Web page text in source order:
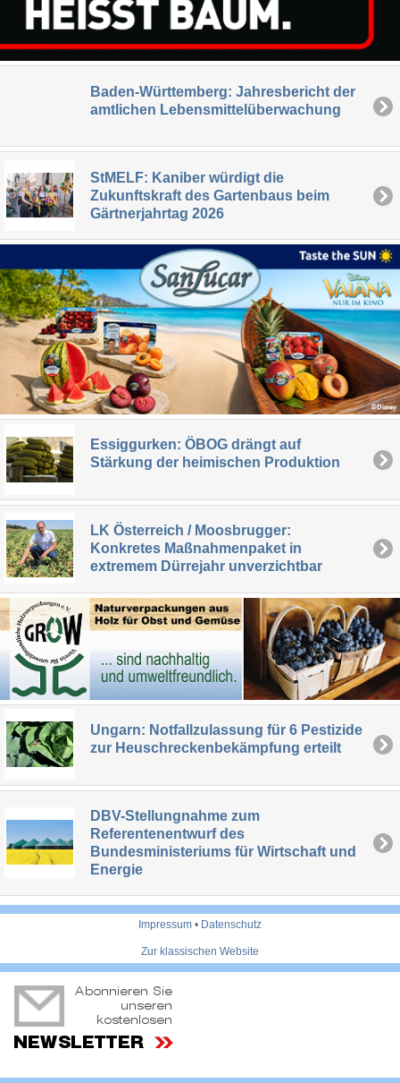
Baden-Württemberg: Jahresbericht der
amtlichen Lebensmittelüberwachung
StMELF: Kaniber würdigt die
Zukunftskraft des Gartenbaus beim
Gärtnerjahrtag 2026
Essiggurken: ÖBOG drängt auf
Stärkung der heimischen Produktion
LK Österreich / Moosbrugger:
Konkretes Maßnahmenpaket in
extremem Dürrejahr unverzichtbar
Ungarn: Notfallzulassung für 6 Pestizide
zur Heuschreckenbekämpfung erteilt
DBV-Stellungnahme zum
Referentenentwurf des
Bundesministeriums für Wirtschaft und
Energie
Impressum • Datenschutz
Zur klassischen Website